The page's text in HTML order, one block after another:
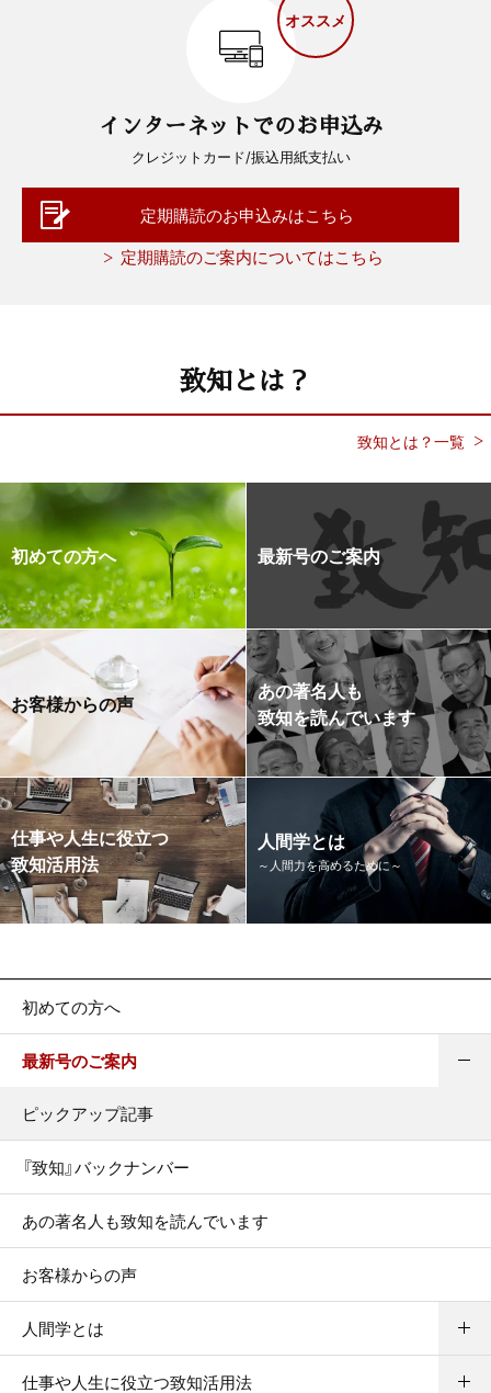
オススメ
インターネットでのお申込み
クレジットカード/振込用紙支払い
定期購読のお申込みはこちら
定期購読のご案内についてはこちら
致知とは？
致知とは？一覧
初めての方へ 最新号のご案内
お客様からの声
あの著名人も
致知を読んでいます
仕事や人生に役立つ
致知活用法
人間学とは
～人間力を高めるために～
初めての方へ
最新号のご案内
ピックアップ記事
『致知』バックナンバー
あの著名人も致知を読んでいます
お客様からの声
人間学とは
仕事や人生に役立つ致知活用法